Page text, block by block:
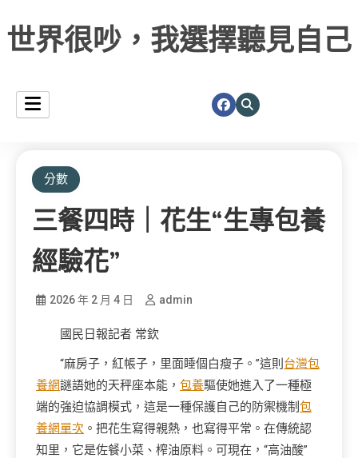
世界很吵，我選擇聽見自己
分數
三餐四時｜花生“生專包養
經驗花”
2026 年 2 月 4 日 admin
國民日報記者 常欽
“麻房子，紅帳子，里面睡個白瘦子。”這則 台灣包
養網謎語她的天秤座本能， 包養驅使她進入了一種極
端的強迫協調模式，這是一種保護自己的防禦機制包
養網單次 。把花生寫得親熱，也寫得平常。在傳統認
知里，它是佐餐小菜、榨油原料。可現在，“高油酸”